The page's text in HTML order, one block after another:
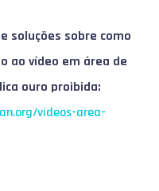
soluções sobre como
ao vídeo em área de
ouro proibida:
videos-area-